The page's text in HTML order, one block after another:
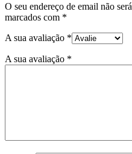
O seu endereço de email não
marcados com *
A sua avaliação *
A sua avaliação *